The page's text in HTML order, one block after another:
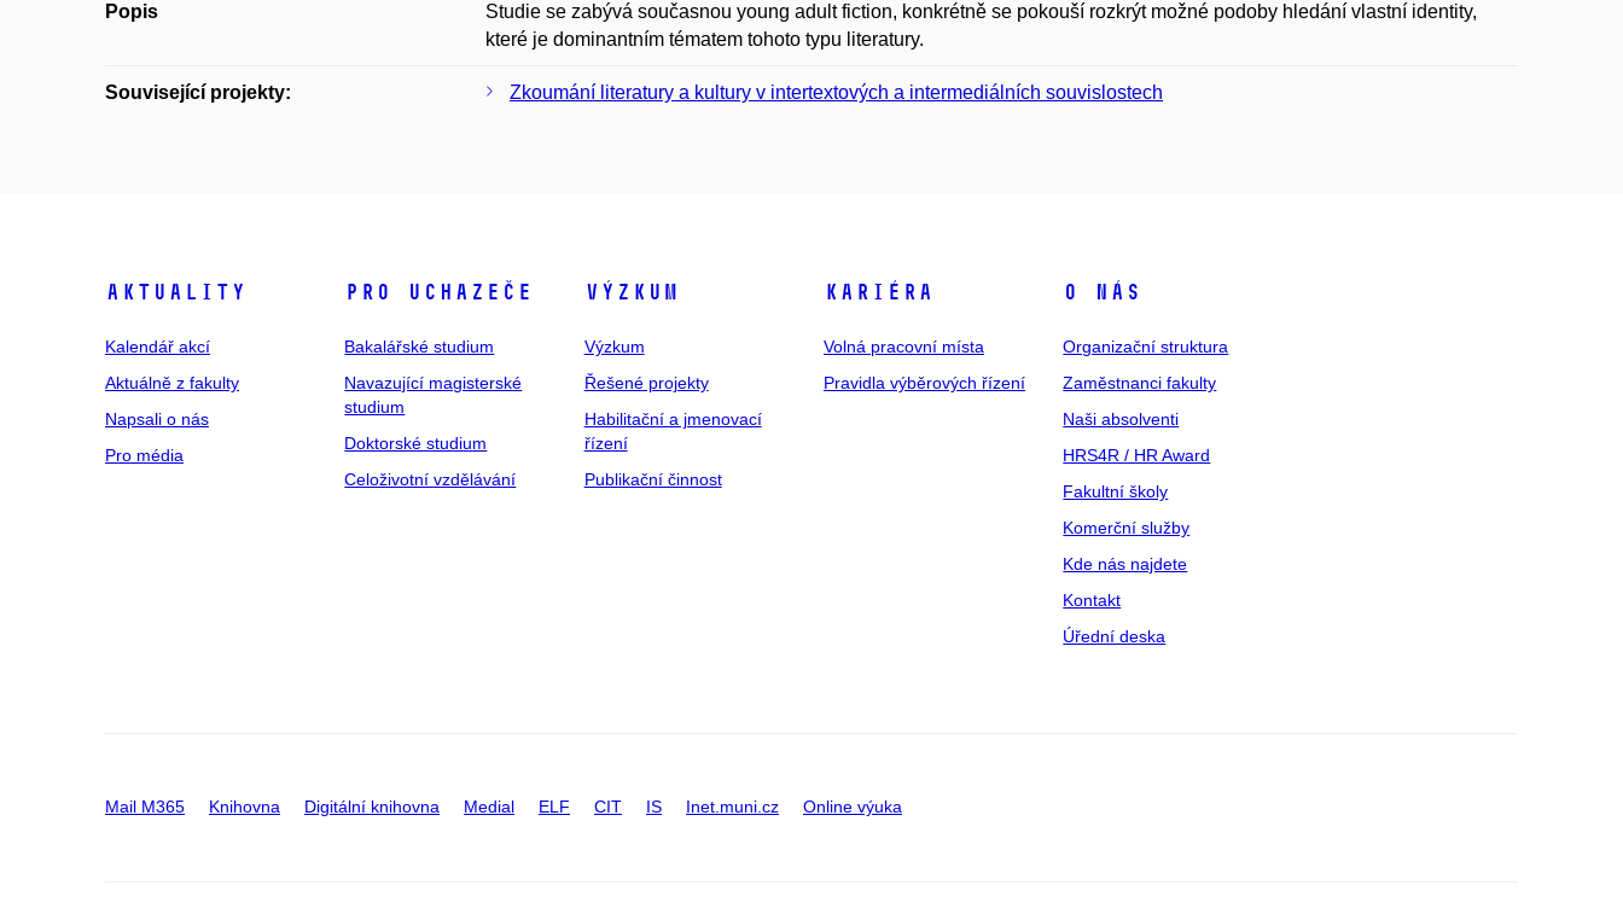
Popis
Studie se zabývá současnou young adult fiction, konkrétně se pokouší rozkrýt možné podoby hledání vlastní identity,
které je dominantním tématem tohoto typu literatury.
Související projekty: Zkoumání literatury a kultury v intertextových a intermediálních souvislostech
Aktuality
Kalendář akcí
Aktuálně z fakulty
Napsali o nás
Pro média
Pro uchazeče
Bakalářské studium
Navazující magisterské
studium
Doktorské studium
Celoživotní vzdělávání
Výzkum
Výzkum
Řešené projekty
Habilitační a jmenovací
řízení
Publikační činnost
Kariéra
Volná pracovní místa
Pravidla výběrových řízení
O nás
Organizační struktura
Zaměstnanci fakulty
Naši absolventi
HRS4R / HR Award
Fakultní školy
Komerční služby
Kde nás najdete
Kontakt
Úřední deska
Mail M365 Knihovna Digitální knihovna Medial ELF CIT IS Inet.muni.cz Online výuka